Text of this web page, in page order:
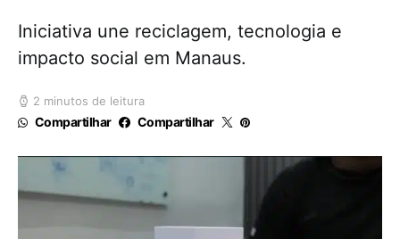
Iniciativa une reciclagem, tecnologia e
impacto social em Manaus.
2 minutos de leitura
Compartilhar Compartilhar